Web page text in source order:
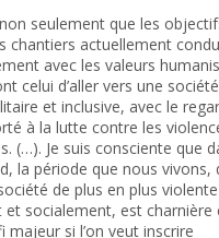
non seulement que les
chantiers actuellement
avec les valeurs
celui d’aller vers une société
et inclusive, avec le
à la lutte contre les
(…). Je suis consciente que
la période que nous vivons,
de plus en plus violente
socialement, est charnière
majeur si l’on veut inscrire